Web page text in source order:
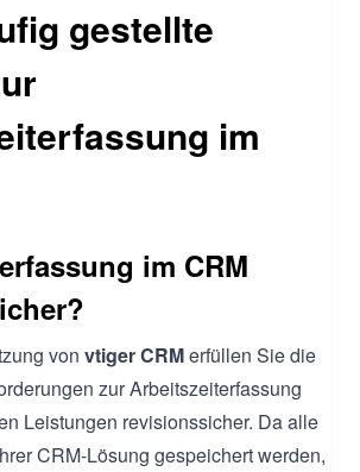
gestellte
im
im CRM
von vtiger CRMerfüllen Sie die
zur Arbeitszeiterfassung
Leistungen revisionssicher. Da alle
CRM-Lösung gespeichert werden,